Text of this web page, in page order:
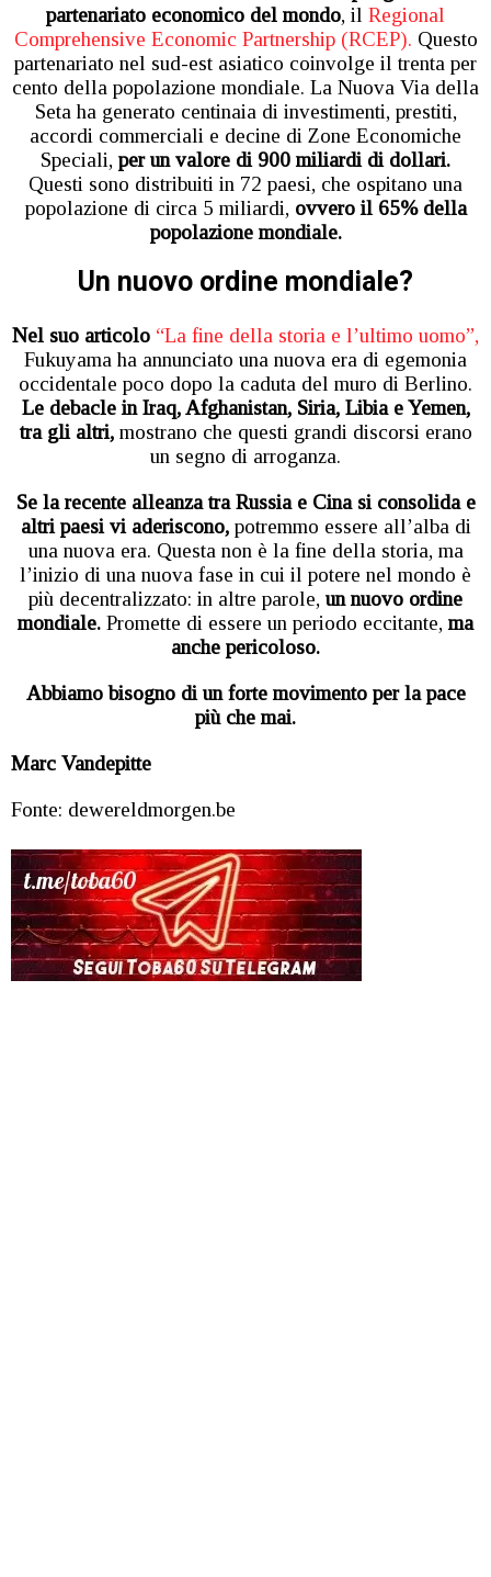
partenariato economico del mondo, il Regional
Comprehensive Economic Partnership (RCEP). Questo
partenariato nel sud-est asiatico coinvolge il trenta per
cento della popolazione mondiale. La Nuova Via della
Seta ha generato centinaia di investimenti, prestiti,
accordi commerciali e decine di Zone Economiche
Speciali, per un valore di 900 miliardi di dollari.
Questi sono distribuiti in 72 paesi, che ospitano una
popolazione di circa 5 miliardi, ovvero il 65% della
popolazione mondiale.
Un nuovo ordine mondiale?
Nel suo articolo “La fine della storia e l’ultimo uomo”,
Fukuyama ha annunciato una nuova era di egemonia
occidentale poco dopo la caduta del muro di Berlino.
Le debacle in Iraq, Afghanistan, Siria, Libia e Yemen,
tra gli altri, mostrano che questi grandi discorsi erano
un segno di arroganza.
Se la recente alleanza tra Russia e Cina si consolida e
altri paesi vi aderiscono, potremmo essere all’alba di
una nuova era. Questa non è la fine della storia, ma
l’inizio di una nuova fase in cui il potere nel mondo è
più decentralizzato: in altre parole, un nuovo ordine
mondiale. Promette di essere un periodo eccitante, ma
anche pericoloso.
Abbiamo bisogno di un forte movimento per la pace
più che mai.
Marc Vandepitte
Fonte: dewereldmorgen.be